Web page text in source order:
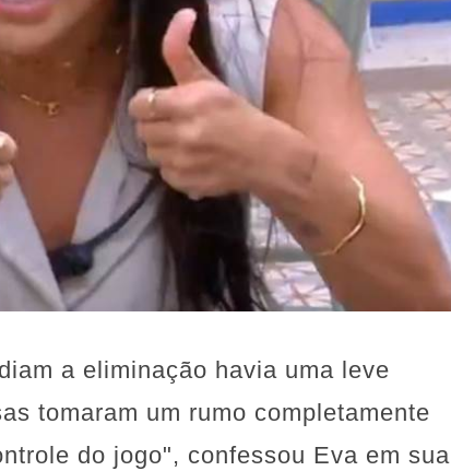
a eliminação havia uma leve
tomaram um rumo completamente
do jogo", confessou Eva em sua